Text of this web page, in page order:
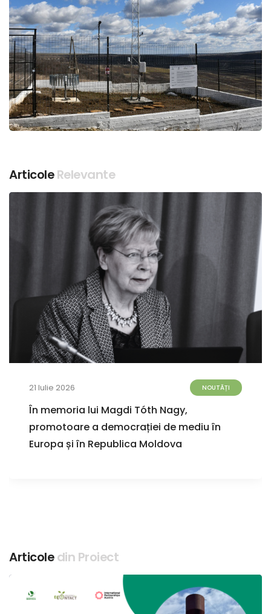
ArticoleRelevante
21 Iulie 2026 NOUTĂȚI
În memoria lui Magdi Tóth Nagy,
promotoare a democrației de mediu în
Europa și în Republica Moldova
Articoledin Proiect